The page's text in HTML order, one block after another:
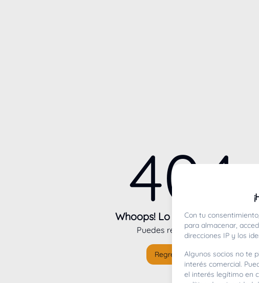
404
Whoops! Lo sentimos mucho.
Puedes regresar alinicio
Regresar al inicio
Con tu
para almacenar,
direcciones IP y los
Algunos socios no te
interés comercial.
el interés legítimo en